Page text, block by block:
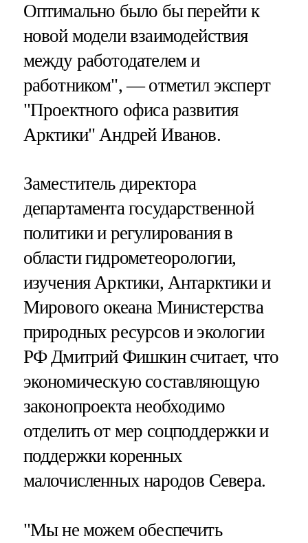
Оптимально было бы перейти к
новой модели взаимодействия
между работодателем и
работником", — отметил эксперт
"Проектного офиса развития
Арктики" Андрей Иванов.
Заместитель директора
департамента государственной
политики и регулирования в
области гидрометеорологии,
изучения Арктики, Антарктики и
Мирового океана Министерства
природных ресурсов и экологии
РФ Дмитрий Фишкин считает, что
экономическую составляющую
законопроекта необходимо
отделить от мер соцподдержки и
поддержки коренных
малочисленных народов Севера.
"Мы не можем обеспечить